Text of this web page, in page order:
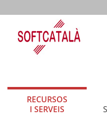
RECURSOS
I SERVEIS